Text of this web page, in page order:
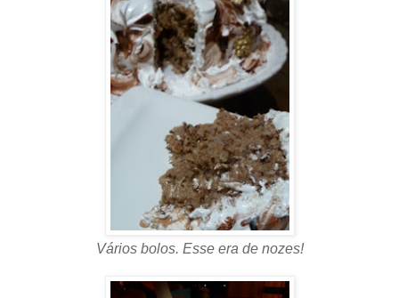
Vários bolos. Esse era de nozes!